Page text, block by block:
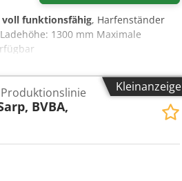
voll funktionsfähig, Harfenständer
1300 mm Maximale
Kleinanzeige
BVBA,